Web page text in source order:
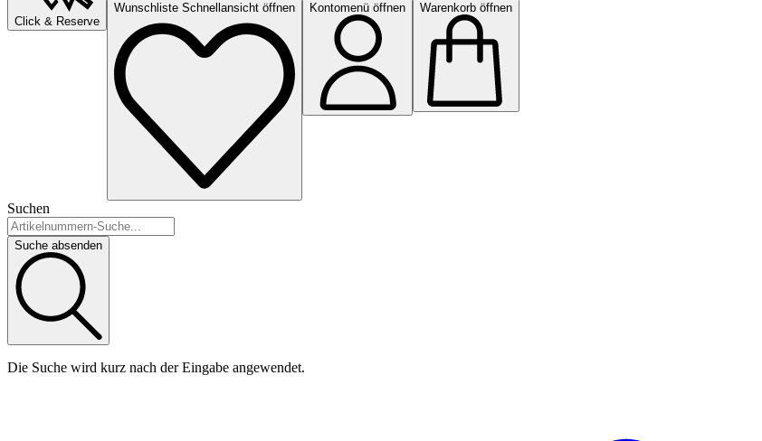
Click & Reserve
Wunschliste Schnellansicht öffnen Kontomenü öffnen Warenkorb öffnen
Suchen
Suche absenden
Die Suche wird kurz nach der Eingabe angewendet.